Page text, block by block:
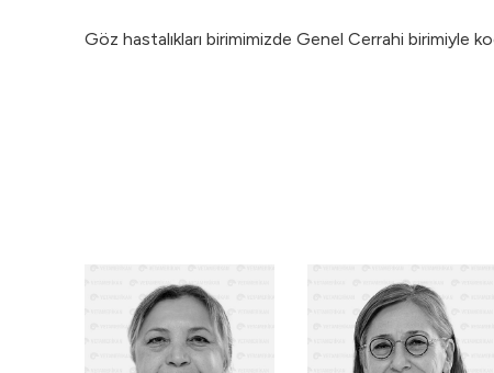
Göz hastalıkları birimimizde Genel Cerrahi birimiyle